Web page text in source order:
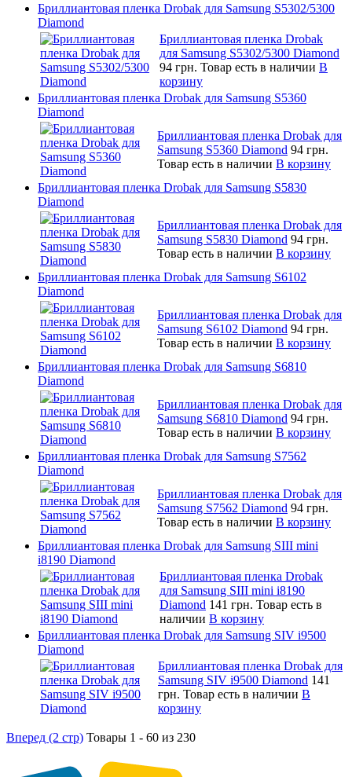
Бриллиантовая пленка Drobak для Samsung S5302/5300
Diamond
Бриллиантовая пленка Drobak
для Samsung S5302/5300 Diamond
94 грн. Товар есть в наличии В
корзину
Бриллиантовая пленка Drobak для Samsung S5360
Diamond
Бриллиантовая пленка Drobak для
Samsung S5360 Diamond 94 грн.
Товар есть в наличии В корзину
Бриллиантовая пленка Drobak для Samsung S5830
Diamond
Бриллиантовая пленка Drobak для
Samsung S5830 Diamond 94 грн.
Товар есть в наличии В корзину
Бриллиантовая пленка Drobak для Samsung S6102
Diamond
Бриллиантовая пленка Drobak для
Samsung S6102 Diamond 94 грн.
Товар есть в наличии В корзину
Бриллиантовая пленка Drobak для Samsung S6810
Diamond
Бриллиантовая пленка Drobak для
Samsung S6810 Diamond 94 грн.
Товар есть в наличии В корзину
Бриллиантовая пленка Drobak для Samsung S7562
Diamond
Бриллиантовая пленка Drobak для
Samsung S7562 Diamond 94 грн.
Товар есть в наличии В корзину
Бриллиантовая пленка Drobak для Samsung SIII mini
i8190 Diamond
Бриллиантовая пленка Drobak
для Samsung SIII mini i8190
Diamond 141 грн. Товар есть в
наличии В корзину
Бриллиантовая пленка Drobak для Samsung SIV i9500
Diamond
Бриллиантовая пленка Drobak для
Samsung SIV i9500 Diamond 141
грн. Товар есть в наличии В
корзину
Вперед (2 стр) Товары 1 - 60 из 230